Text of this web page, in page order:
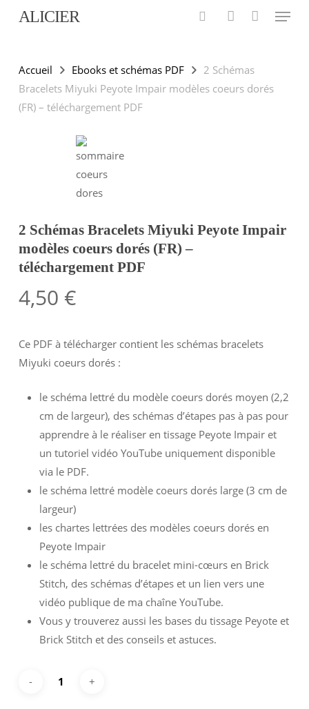
content
ALICIER Menu
Accueil Ebooks et schémas PDF
2 Schémas
Bracelets Miyuki Peyote Impair modèles coeurs dorés
(FR) – téléchargement PDF
2 Schémas Bracelets Miyuki Peyote Impair
modèles coeurs dorés (FR) –
téléchargement PDF
4,50 €
Ce PDF à télécharger contient les schémas bracelets
Miyuki coeurs dorés :
le schéma lettré du modèle coeurs dorés moyen (2,2
cm de largeur), des schémas d’étapes pas à pas pour
apprendre à le réaliser en tissage Peyote Impair et
un tutoriel vidéo YouTube uniquement disponible
via le PDF.
le schéma lettré modèle coeurs dorés large (3 cm de
largeur)
les chartes lettrées des modèles coeurs dorés en
Peyote Impair
le schéma lettré du bracelet mini-cœurs en Brick
Stitch, des schémas d’étapes et un lien vers une
vidéo publique de ma chaîne YouTube.
Vous y trouverez aussi les bases du tissage Peyote et
Brick Stitch et des conseils et astuces.